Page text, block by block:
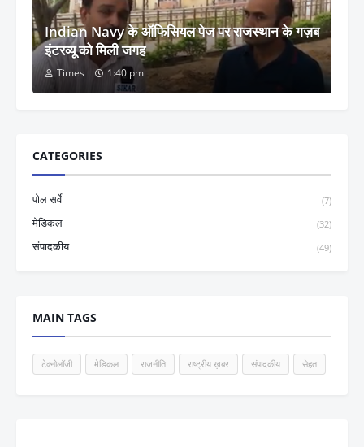
Indian Navy के ऑफिसियल पेज पर राजस्थान के गज़ब
इंटरव्यू को मिली जगह
Times 1:40 pm
CATEGORIES
पोल सर्वे (7)
मेडिकल (32)
संपादकीय (49)
MAIN TAGS
टेक्नोलॉजी मेडिकल राजनीति राष्ट्रीय ख़बर संपादकीय सेहत